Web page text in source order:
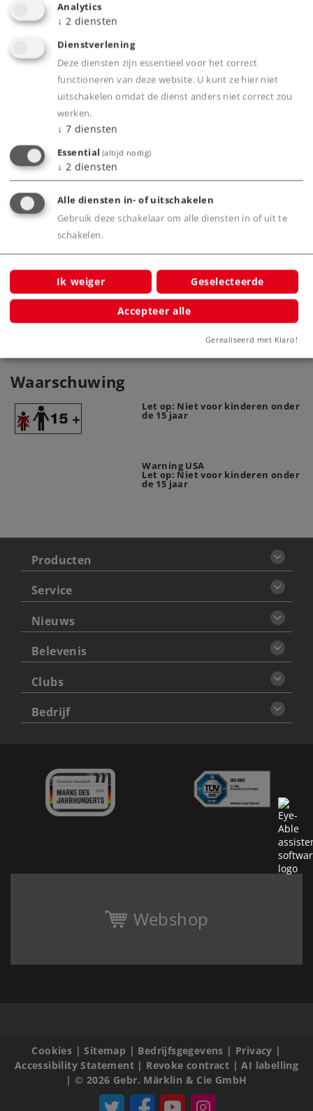
Highlights
geschikt voor mfx-/DCC-/RailCom®.
Volledige integratie in het digitale systeem van
Märklin.
Extra fysieke uitgangen.
Märklin's eigen mapping.
Product
Productinfo
Waarschuwing
Let op: Niet voor kinderen onder
de 15 jaar
Warning USA
Let op: Niet voor kinderen onder
de 15 jaar
Producten
Service
Nieuws
Belevenis
Clubs
Bedrijf
Webshop
Cookies |Sitemap | Bedrijfsgegevens | Privacy |
Accessibility Statement| Revoke contract |AI labelling
|© 2026 Gebr. Märklin & Cie GmbH
Analytics
↓ 2 diensten
Dienstverlening
Deze diensten zijn essentieel voor het correct
functioneren van deze website. U kunt ze hier niet
uitschakelen omdat de dienst anders niet correct zou
werken.
↓ 7 diensten
Essential (altijd nodig)
↓ 2 diensten
Alle diensten in- of uitschakelen
Gebruik deze schakelaar om alle diensten in of uit te
schakelen.
Ik weiger Geselecteerde
Accepteer alle
Gerealiseerd met Klaro!